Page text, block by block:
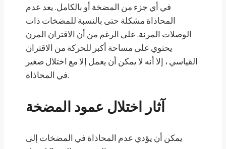
في أي جزء من المضخة أو بالكامل. يعد عدم
المحاذاة مشكلة حتى بالنسبة للمضخات ذات
الوصلات المرنة. على الرغم من أن الاقتران المرن
يحتوي على مساحة أكبر للحركة من الاقتران
القياسي ، إلا أنه لا يمكن أن يعمل إلا مع اختلال صغير
في المحاذاة.
آثار اختلال عمود المضخة
يمكن أن يؤدي عدم المحاذاة في المضخات إلى